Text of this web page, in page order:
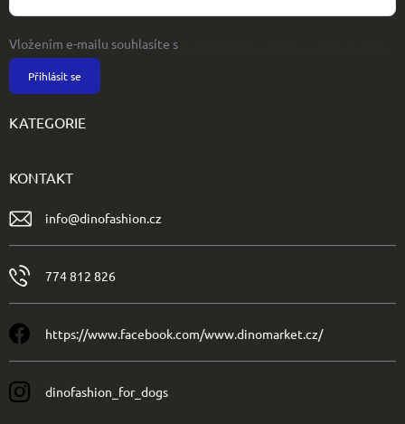
Vložením e-mailu souhlasíte s
Přihlásit se
KATEGORIE
KONTAKT
info@dinofashion.cz
774 812 826
https://www.facebook.com/www.dinomarket.cz/
dinofashion_for_dogs